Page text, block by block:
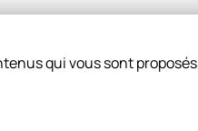
qui vous sont